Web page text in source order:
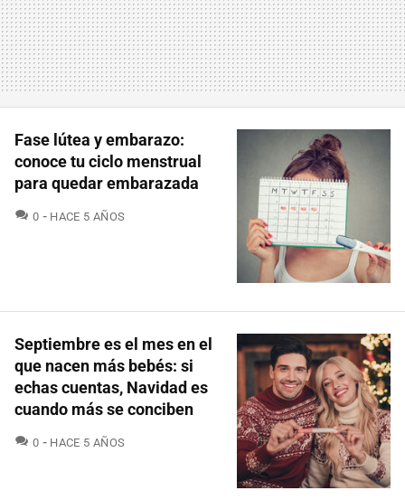
Fase lútea y embarazo:
conoce tu ciclo menstrual
para quedar embarazada
0 COMENTARIOS
HACE 5 AÑOS
Septiembre es el mes en el
que nacen más bebés: si
echas cuentas, Navidad es
cuando más se conciben
0 COMENTARIOS
HACE 5 AÑOS